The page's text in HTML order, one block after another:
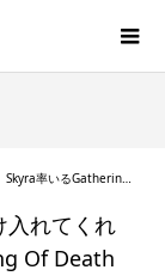
ーEPを来週リリース, リード曲公開 [2021/12/15]
入れてくれ
Of Death